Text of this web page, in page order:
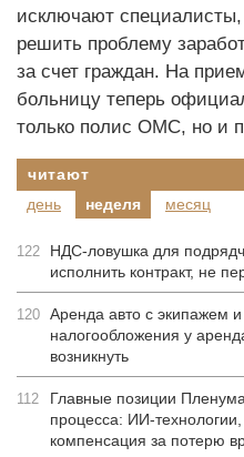
исключают
решить проблему
за счет граждан. На
больницу теперь
только полис ОМС, но и
читают
день
неделя месяц
122
НДС-ловушка для
исполнить контракт, не
120 Аренда авто с экипажем
налогообложения у
возникнуть
112
Главные позиции
процесса: ИИ-
компенсация за потерю